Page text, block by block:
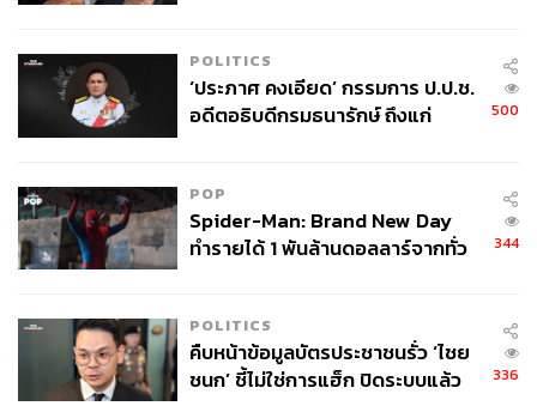
POLITICS
‘ประภาศ คงเอียด’ กรรมการ ป.ป.ช.
อดีตอธิบดีกรมธนารักษ์ ถึงแก่
500
POP
Spider-Man: Brand New Day
ทำรายได้ 1 พันล้านดอลลาร์จากทั่ว
344
POLITICS
คืบหน้าข้อมูลบัตรประชาชนรั่ว ‘ไชย
ชนก’ ชี้ไม่ใช่การแฮ็ก ปิดระบบแล้ว
336